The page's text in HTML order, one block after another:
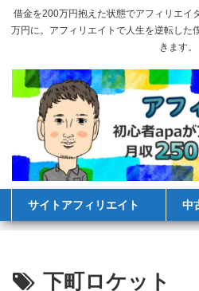
借金を200万円抱えた状態でアフィリエイ
万円に。アフィリエイトで人生を逆転した
きます。
サイトアフィリエイト 中
下町ロケット